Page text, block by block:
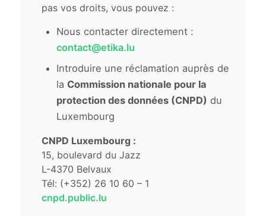
pas vos droits, vous pouvez :
Nous contacter directement :
contact@etika.lu
Introduire une réclamation auprès de
la Commission nationale pour la
protection des données (CNPD) du
Luxembourg
CNPD Luxembourg :
15, boulevard du Jazz
L-4370 Belvaux
Tél: (+352) 26 10 60 – 1
cnpd.public.lu